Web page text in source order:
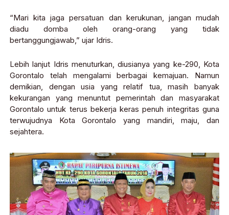
“Mari kita jaga persatuan dan kerukunan, jangan mudah
diadu domba oleh orang-orang yang tidak
bertanggungjawab,” ujar Idris.
Lebih lanjut Idris menuturkan, diusianya yang ke-290, Kota
Gorontalo telah mengalami berbagai kemajuan. Namun
demikian, dengan usia yang relatif tua, masih banyak
kekurangan yang menuntut pemerintah dan masyarakat
Gorontalo untuk terus bekerja keras penuh integritas guna
terwujudnya Kota Gorontalo yang mandiri, maju, dan
sejahtera.